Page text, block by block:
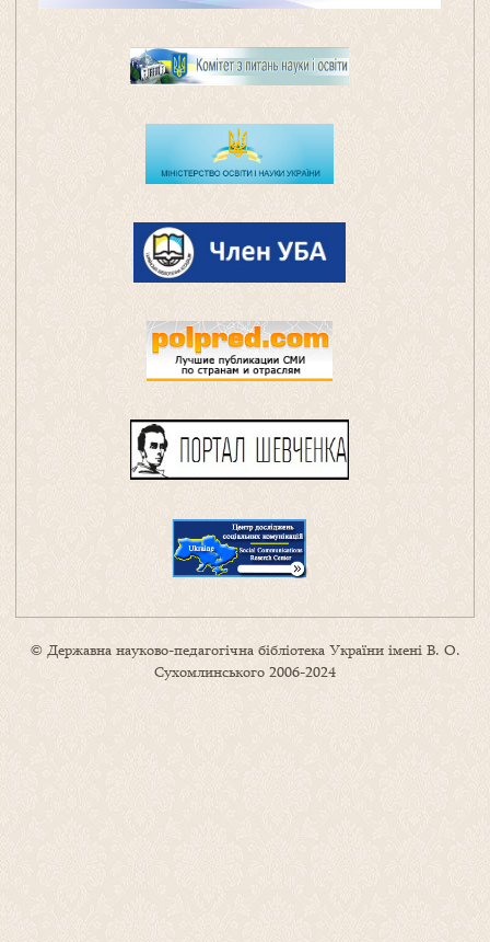
© Державна науково-педагогічна бібліотека України імені В. О.
Сухомлинського 2006-2024